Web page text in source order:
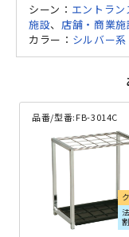
シーン： エントラン
施設、 店舗・商業
カラー： シルバー系
品番/型番:FB-3014C